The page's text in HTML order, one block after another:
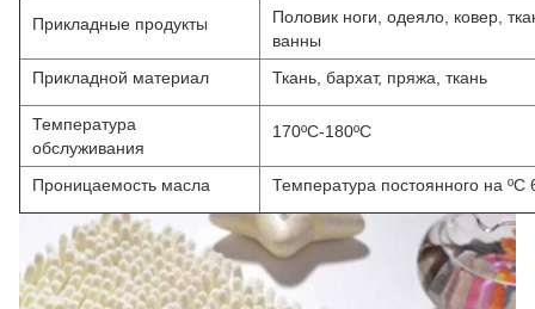
Прикладные продукты
Половик ноги, одеяло, ковер,
ванны
Прикладной материал
Ткань, бархат, пряжа, ткань
Температура
обслуживания
170ºC-180ºC
Проницаемость масла Температура постоянного на